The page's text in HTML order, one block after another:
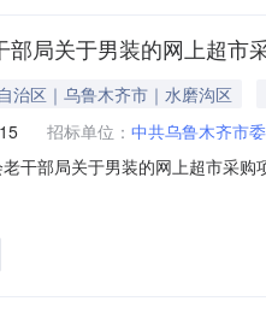
部局关于男装的网上超市
治区｜乌鲁木齐市｜水磨沟区
招标单位： 中共乌鲁木齐市
干部局关于男装的网上超市采
项目所在行政区划名称:乌鲁